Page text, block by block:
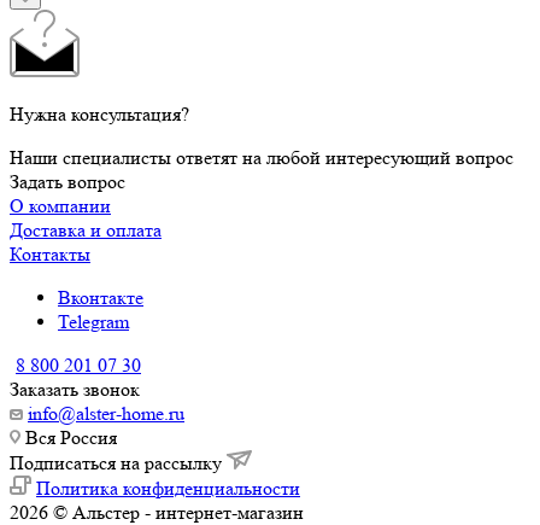
Нужна консультация?
Наши специалисты ответят на любой интересующий вопрос
Задать вопрос
О компании
Доставка и оплата
Контакты
Вконтакте
Telegram
8 800 201 07 30
Заказать звонок
info@alster-home.ru
Вся Россия
Подписаться на рассылку
Политика конфиденциальности
2026 © Альстер - интернет-магазин